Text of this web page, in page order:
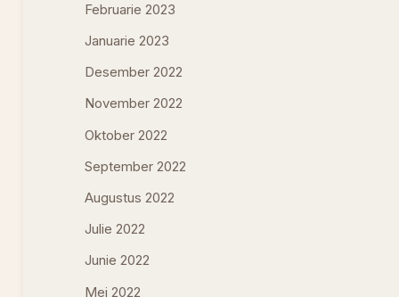
Februarie 2023
Januarie 2023
Desember 2022
November 2022
Oktober 2022
September 2022
Augustus 2022
Julie 2022
Junie 2022
Mei 2022